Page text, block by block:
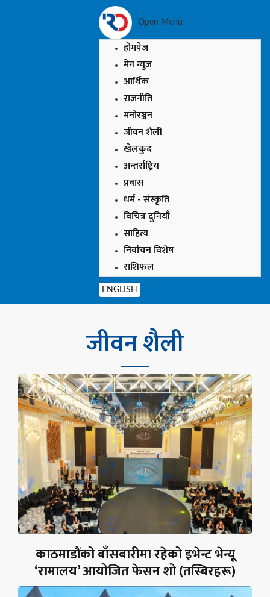
Open Menu
होमपेज
मेन न्युज
आर्थिक
राजनीति
मनोरञ्जन
जीवन शैली
खेलकुद
अन्तर्राष्ट्रिय
प्रवास
धर्म - संस्कृति
विचित्र दुनियाँ
साहित्य
निर्वाचन विशेष
राशिफल
ENGLISH
जीवन शैली
काठमाडौंको बाँसबारीमा रहेको इभेन्ट भेन्यू
‘रामालय’ आयोजित फेसन शो (तस्बिरहरू)